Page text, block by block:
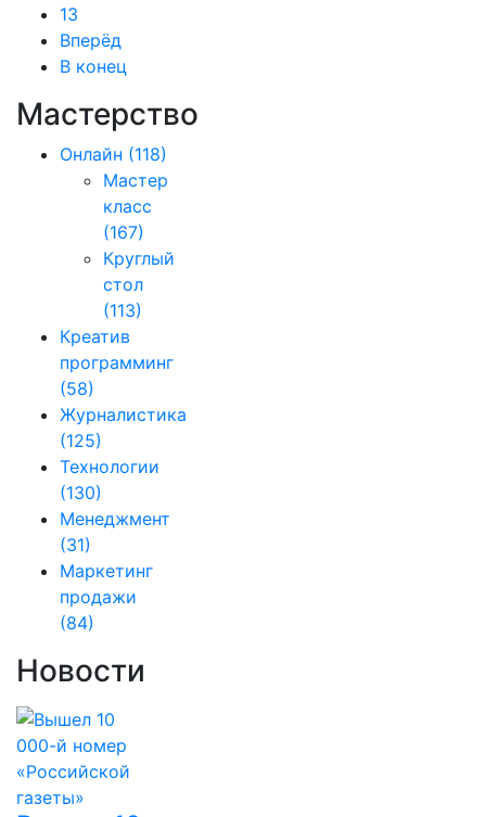
13
Вперёд
В конец
Мастерство
Онлайн (118)
Мастер
класс
(167)
Круглый
стол
(113)
Креатив
программинг
(58)
Журналистика
(125)
Технологии
(130)
Менеджмент
(31)
Маркетинг
продажи
(84)
Новости